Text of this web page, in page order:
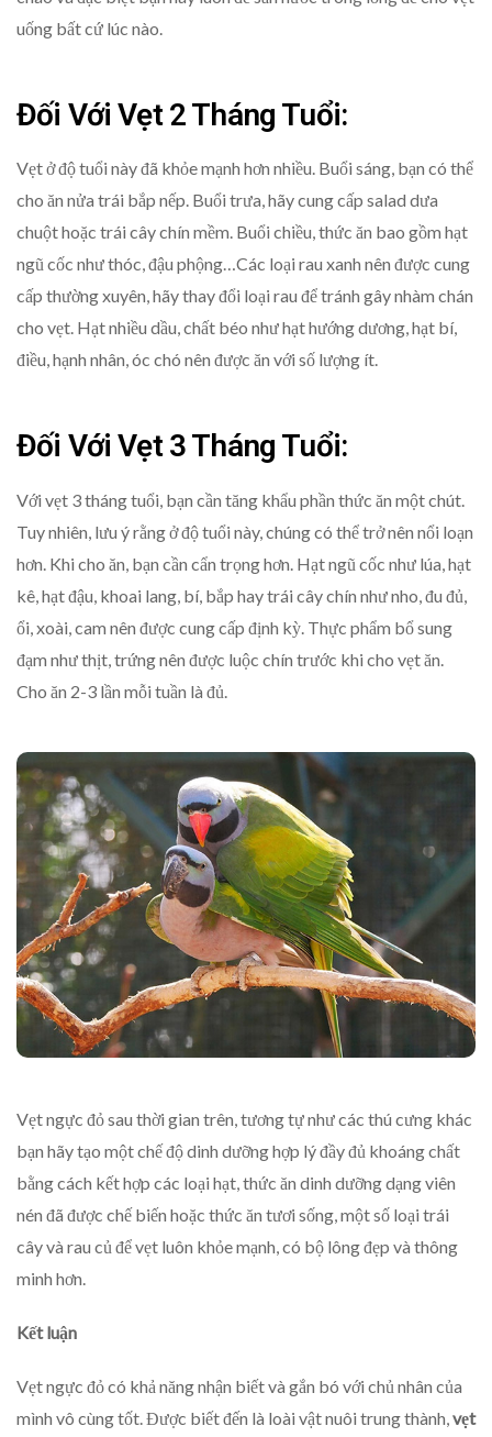
uống bất cứ lúc nào.
Đối Với Vẹt 2 Tháng Tuổi:
Vẹt ở độ tuổi này đã khỏe mạnh hơn nhiều. Buổi sáng, bạn có thể
cho ăn nửa trái bắp nếp. Buổi trưa, hãy cung cấp salad dưa
chuột hoặc trái cây chín mềm. Buổi chiều, thức ăn bao gồm hạt
ngũ cốc như thóc, đậu phộng…Các loại rau xanh nên được cung
cấp thường xuyên, hãy thay đổi loại rau để tránh gây nhàm chán
cho vẹt. Hạt nhiều dầu, chất béo như hạt hướng dương, hạt bí,
điều, hạnh nhân, óc chó nên được ăn với số lượng ít.
Đối Với Vẹt 3 Tháng Tuổi:
Với vẹt 3 tháng tuổi, bạn cần tăng khẩu phần thức ăn một chút.
Tuy nhiên, lưu ý rằng ở độ tuổi này, chúng có thể trở nên nổi loạn
hơn. Khi cho ăn, bạn cần cẩn trọng hơn. Hạt ngũ cốc như lúa, hạt
kê, hạt đậu, khoai lang, bí, bắp hay trái cây chín như nho, đu đủ,
ổi, xoài, cam nên được cung cấp định kỳ. Thực phẩm bổ sung
đạm như thịt, trứng nên được luộc chín trước khi cho vẹt ăn.
Cho ăn 2-3 lần mỗi tuần là đủ.
Vẹt ngực đỏ sau thời gian trên, tương tự như các thú cưng khác
bạn hãy tạo một chế độ dinh dưỡng hợp lý đầy đủ khoáng chất
bằng cách kết hợp các loại hạt, thức ăn dinh dưỡng dạng viên
nén đã được chế biến hoặc thức ăn tươi sống, một số loại trái
cây và rau củ để vẹt luôn khỏe mạnh, có bộ lông đẹp và thông
minh hơn.
Kết luận
Vẹt ngực đỏ có khả năng nhận biết và gắn bó với chủ nhân của
mình vô cùng tốt. Được biết đến là loài vật nuôi trung thành,vẹt